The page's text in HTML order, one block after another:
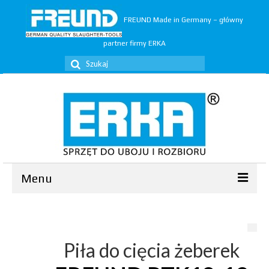
FREUND Made in Germany – główny
partner firmy ERKA
Szuklaj
w:
Menu
▼
Piła do cięcia żeberek